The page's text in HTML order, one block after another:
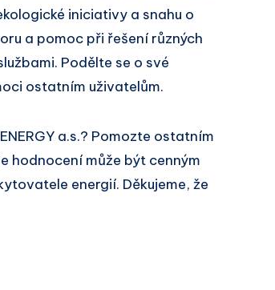
iniciativy a snahu o
a pomoc při řešení různých
Podělte se o své
ostatním uživatelům.
a.s.? Pomozte ostatním
hodnocení může být cenným
energií. Děkujeme, že